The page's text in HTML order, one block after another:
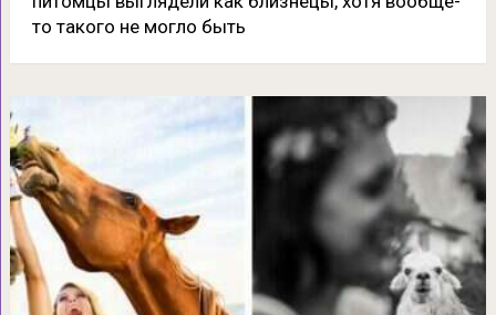
то такого не могло быть